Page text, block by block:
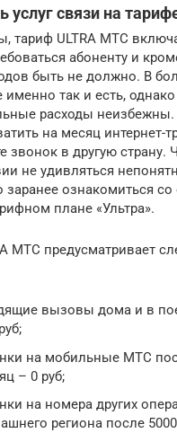
услуг связи на
тариф ULTRA МТС
абоненту и
быть не должно. В
именно так и есть,
расходы
на месяц интернет-
звонок в другую страну.
не удивляться
заранее ознакомиться со
плане «Ультра».
МТС предусматривает
вызовы дома и в
на мобильные МТС
– 0 руб;
на номера других
региона после